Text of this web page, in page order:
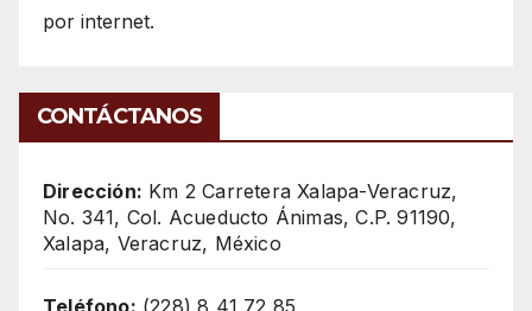
por internet.
CONTÁCTANOS
Dirección: Km 2 Carretera Xalapa-Veracruz,
No. 341, Col. Acueducto Ánimas, C.P. 91190,
Xalapa, Veracruz, México